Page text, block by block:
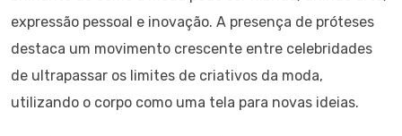
expressão pessoal e inovação. A presença de próteses
destaca um movimento crescente entre celebridades
de ultrapassar os limites de criativos da moda,
utilizando o corpo como uma tela para novas ideias.